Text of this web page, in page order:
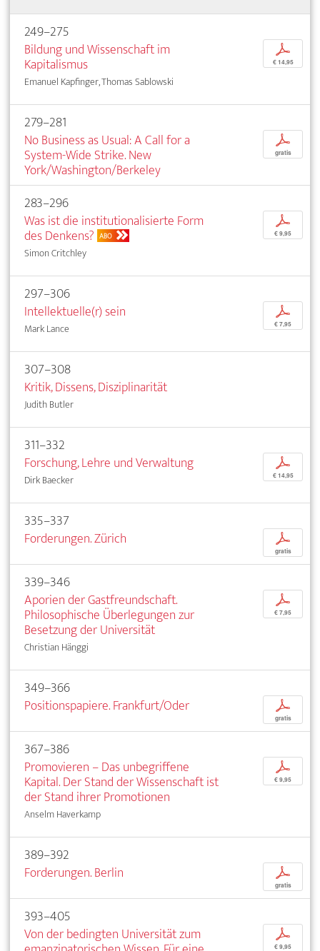
249–275
Bildung und Wissenschaft im
Kapitalismus
Emanuel Kapfinger, Thomas Sablowski
p
€ 14,95
279–281
No Business as Usual: A Call for a
System-Wide Strike. New
York/Washington/Berkeley
p
gratis
283–296
Was ist die institutionalisierte Form
des Denkens? ABO
Simon Critchley
p
€ 9,95
297–306
Intellektuelle(r) sein
Mark Lance
p
€ 7,95
307–308
Kritik, Dissens, Disziplinarität
Judith Butler
311–332
Forschung, Lehre und Verwaltung
Dirk Baecker
p
€ 14,95
335–337
Forderungen. Zürich
p
gratis
339–346
Aporien der Gastfreundschaft.
Philosophische Überlegungen zur
Besetzung der Universität
Christian Hänggi
p
€ 7,95
349–366
Positionspapiere. Frankfurt/Oder
p
gratis
367–386
Promovieren – Das unbegriffene
Kapital. Der Stand der Wissenschaft ist
der Stand ihrer Promotionen
Anselm Haverkamp
p
€ 9,95
389–392
Forderungen. Berlin
p
gratis
393–405
Von der bedingten Universität zum
p
€ 9,95